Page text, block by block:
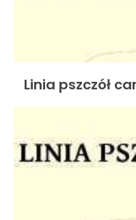
Linia pszczół